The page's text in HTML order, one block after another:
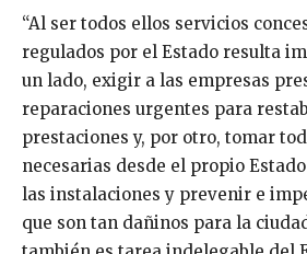
“Al ser todos ellos servicios
regulados por el Estado resulta
un lado, exigir a las empresas
reparaciones urgentes para
prestaciones y, por otro, tomar
necesarias desde el propio
las instalaciones y prevenir e
que son tan dañinos para la